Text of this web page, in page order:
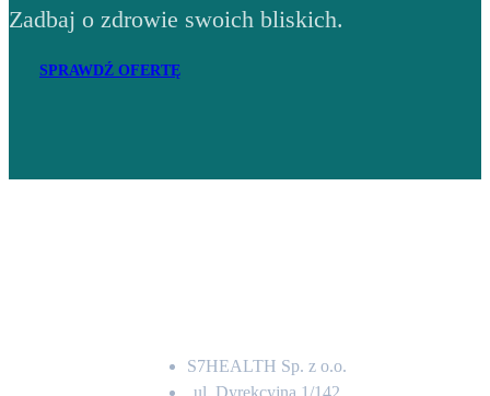
Zadbaj o zdrowie swoich bliskich.
SPRAWDŹ OFERTĘ
S7HEALTH Sp. z o.o.